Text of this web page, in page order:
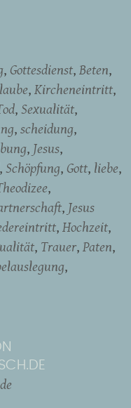
Gottesdienst Beten
Kircheneintritt
Sexualität
scheidung
Jesus
Schöpfung Gott liebe
Jesus
Hochzeit
Trauer Paten